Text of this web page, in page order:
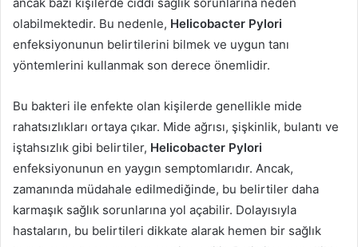
olabilmektedir. Bu nedenle, Helicobacter Pylori
enfeksiyonunun belirtilerini bilmek ve uygun tanı
yöntemlerini kullanmak son derece önemlidir.
Bu bakteri ile enfekte olan kişilerde genellikle mide
rahatsızlıkları ortaya çıkar. Mide ağrısı, şişkinlik, bulantı ve
iştahsızlık gibi belirtiler, Helicobacter Pylori
enfeksiyonunun en yaygın semptomlarıdır. Ancak,
zamanında müdahale edilmediğinde, bu belirtiler daha
karmaşık sağlık sorunlarına yol açabilir. Dolayısıyla
hastaların, bu belirtileri dikkate alarak hemen bir sağlık